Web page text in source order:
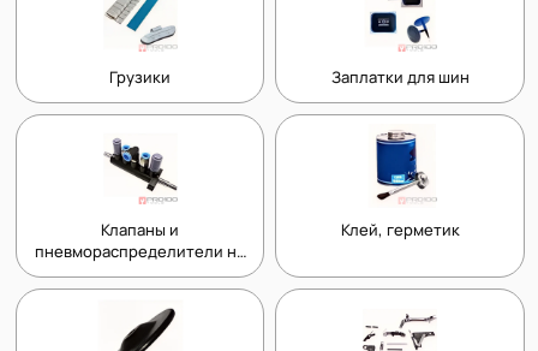
Грузики Заплатки для шин
Клапаны и
пневмораспределители на
шиномонтажный станок
Клей, герметик